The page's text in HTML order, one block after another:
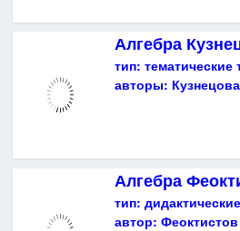
Алгебра
тип: тематические
авторы:
Алгебра
тип:
автор: